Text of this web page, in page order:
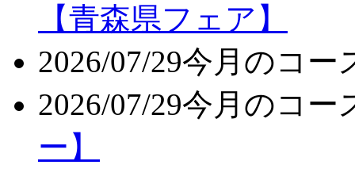
【青森県フェア】
2026/07/29今月のコー
2026/07/29今月のコー
ー】